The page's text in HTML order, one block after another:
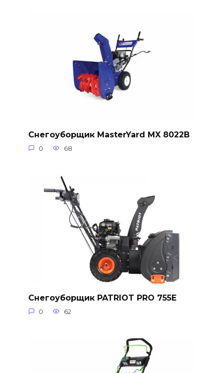
Снегоуборщик MasterYard MX 8022B
0 68
Снегоуборщик PATRIOT PRO 755E
0 62